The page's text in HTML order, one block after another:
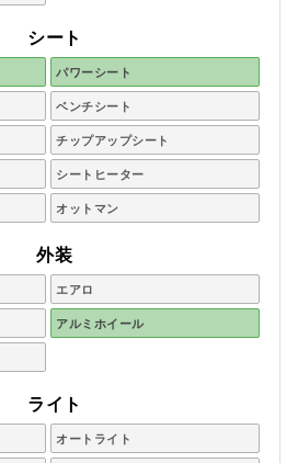
シート
パワーシート
ベンチシート
チップアップシート
シートヒーター
オットマン
外装
エアロ
アルミホイール
ライト
オートライト